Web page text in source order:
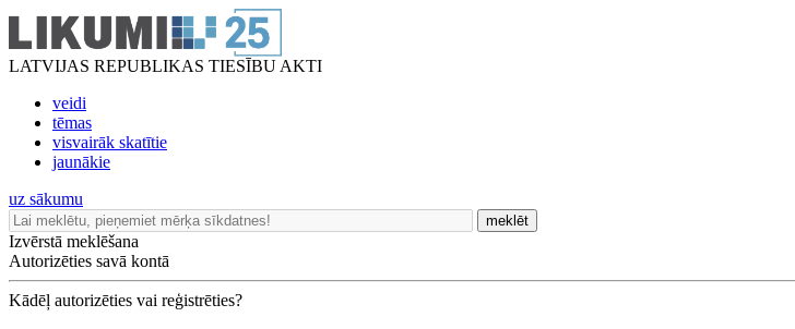
LATVIJAS REPUBLIKAS TIESĪBU AKTI
veidi
tēmas
visvairāk skatītie
jaunākie
uz sākumu
meklēt
Izvērstā meklēšana
Autorizēties savā kontā
Kādēļ autorizēties vai reģistrēties?